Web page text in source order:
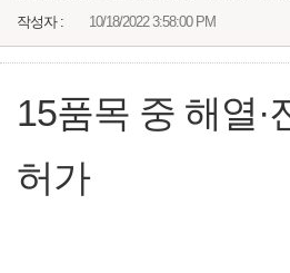
작성자 : 10/18/2022 3:58:00 PM
15품목 중 해열
허가